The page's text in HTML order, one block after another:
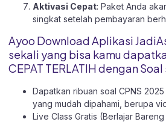
Aktivasi Cepat: Paket Anda
singkat setelah pembayaran
Ayoo Download Aplikasi
sekali yang bisa kamu
CEPAT TERLATIH dengan
Dapatkan ribuan soal CPNS
yang mudah dipahami, berupa
Live Class Gratis (Berlajar